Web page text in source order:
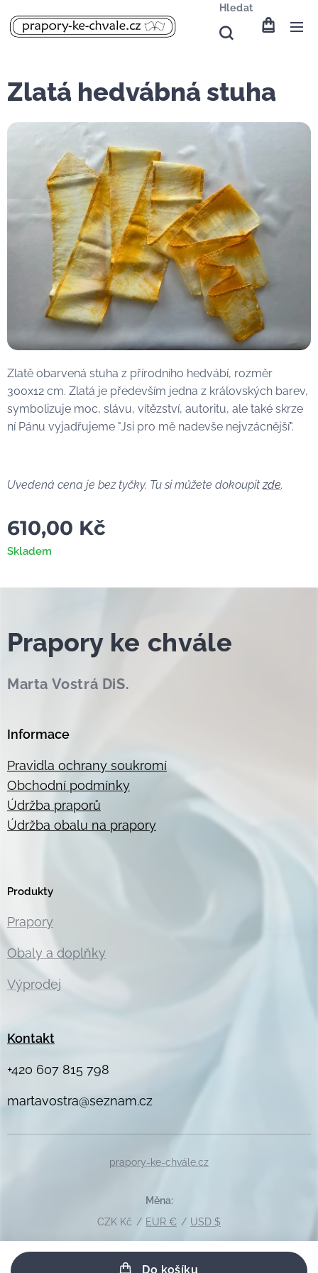
Hledat
Zlatá hedvábná stuha
Zlatě obarvená stuha z přírodního hedvábí, rozměr
300x12 cm. Zlatá je především jedna z královských barev,
symbolizuje moc, slávu, vítězství, autoritu, ale také skrze
ní Pánu vyjadřujeme "Jsi pro mě nadevše nejvzácnější".
Uvedená cena je bez tyčky. Tu si můžete dokoupitzde.
610,00 Kč
Skladem
Do košíku
Prapory ke chvále
Marta Vostrá DiS.
Informace
Pravidla ochrany soukromí
Obchodní podmínky
Údržba praporů
Údržba obalu na prapory
Produkty
Prapory
Obaly a doplňky
Výprodej
Kontakt
+420 607 815 798
martavostra@seznam.cz
prapory-ke-chvále.cz
Měna
CZK Kč
EUR € USD $